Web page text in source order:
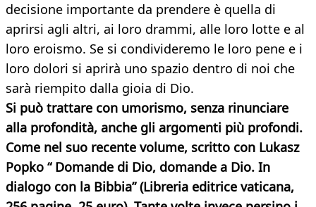
decisione importante da prendere è quella di
aprirsi agli altri, ai loro drammi, alle loro lotte e al
loro eroismo. Se si condivideremo le loro pene e i
loro dolori si aprirà uno spazio dentro di noi che
sarà riempito dalla gioia di Dio.
Si può trattare con umorismo, senza rinunciare
alla profondità, anche gli argomenti più profondi.
Come nel suo recente volume, scritto con Lukasz
Popko “ Domande di Dio, domande a Dio. In
dialogo con la Bibbia” (Libreria editrice vaticana,